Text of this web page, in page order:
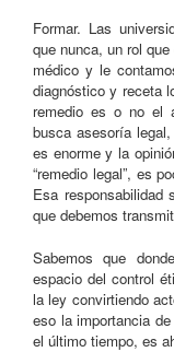
Formar. Las
que nunca, un rol
médico y le
diagnóstico y receta
remedio es o no el
busca asesoría
es enorme y la
“remedio legal”, es
Esa responsabilidad
que debemos
Sabemos que
espacio del control
la ley convirtiendo
eso la importancia
el último tiempo, es